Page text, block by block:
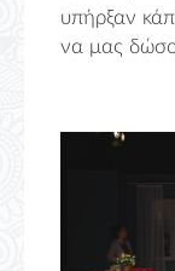
υπήρξαν
να μας